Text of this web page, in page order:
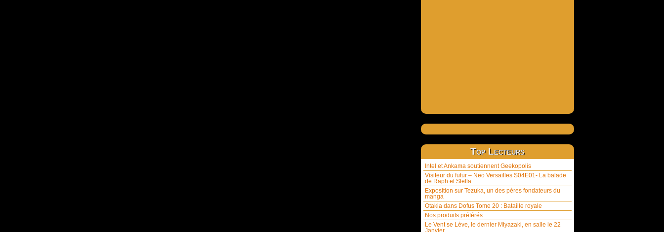
Top Lecteurs
Intel et Ankama soutiennent Geekopolis
Visiteur du futur – Neo Versailles S04E01- La balade
de Raph et Stella
Exposition sur Tezuka, un des pères fondateurs du
manga
Otakia dans Dofus Tome 20 : Bataille royale
Nos produits préférés
Le Vent se Lève, le dernier Miyazaki, en salle le 22
Janvier